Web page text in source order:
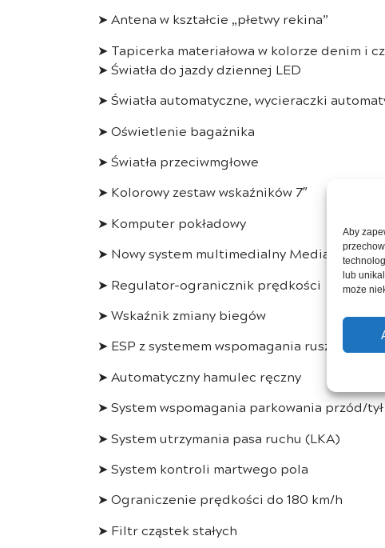
Aby
lub
może
➤ Antena w kształcie „płetwy rekina”
➤ Tapicerka materiałowa w kolorze denim i
➤ Światła do jazdy dziennej LED
➤ Światła automatyczne, wycieraczki
➤ Oświetlenie bagażnika
➤ Światła przeciwmgłowe
➤ Kolorowy zestaw wskaźników 7″
➤ Komputer pokładowy
➤ Nowy system multimedialny Media
➤ Regulator-ogranicznik prędkości
➤ Wskaźnik zmiany biegów
➤ ESP z systemem wspomagania ruszania
➤ Automatyczny hamulec ręczny
➤ System wspomagania parkowania przód/tył
➤ System utrzymania pasa ruchu (LKA)
➤ System kontroli martwego pola
➤ Ograniczenie prędkości do 180 km/h
➤ Filtr cząstek stałych